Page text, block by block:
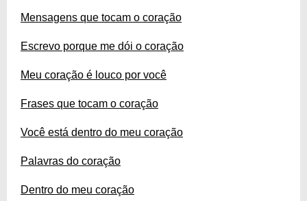
Mensagens que tocam o coração
Escrevo porque me dói o coração
Meu coração é louco por você
Frases que tocam o coração
Você está dentro do meu coração
Palavras do coração
Dentro do meu coração